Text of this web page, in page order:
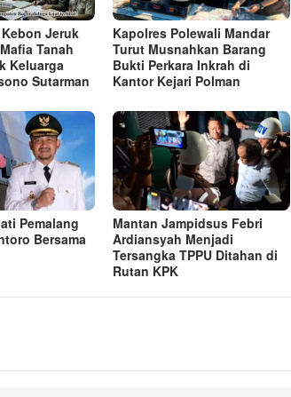
Jeruk
Tanah
Keluarga
Sutarman
Kapolres Polewali Mandar
Turut Musnahkan Barang
Bukti Perkara Inkrah di
Kantor Kejari Polman
Pemalang
Bersama
Mantan Jampidsus Febri
Ardiansyah Menjadi
Tersangka TPPU Ditahan di
Rutan KPK